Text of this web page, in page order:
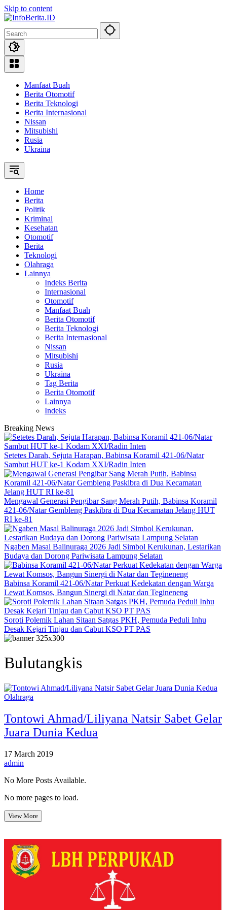
Skip to content
Manfaat Buah
Berita Otomotif
Berita Teknologi
Berita Internasional
Nissan
Mitsubishi
Rusia
Ukraina
Home
Berita
Politik
Kriminal
Kesehatan
Otomotif
Berita
Teknologi
Olahraga
Lainnya
Indeks Berita
Internasional
Otomotif
Manfaat Buah
Berita Otomotif
Berita Teknologi
Berita Internasional
Nissan
Mitsubishi
Rusia
Ukraina
Tag Berita
Berita Otomotif
Lainnya
Indeks
Breaking News
Setetes Darah, Sejuta Harapan, Babinsa Koramil 421-06/Natar
Sambut HUT ke-1 Kodam XXI/Radin Inten
Mengawal Generasi Pengibar Sang Merah Putih, Babinsa Koramil
421-06/Natar Gembleng Paskibra di Dua Kecamatan Jelang HUT
RI ke-81
Ngaben Masal Balinuraga 2026 Jadi Simbol Kerukunan, Lestarikan
Budaya dan Dorong Pariwisata Lampung Selatan
Babinsa Koramil 421-06/Natar Perkuat Kedekatan dengan Warga
Lewat Komsos, Bangun Sinergi di Natar dan Tegineneng
Soroti Polemik Lahan Sitaan Satgas PKH, Pemuda Peduli Inhu
Desak Kejari Tinjau dan Cabut KSO PT PAS
Bulutangkis
Olahraga
Tontowi Ahmad/Liliyana Natsir Sabet Gelar
Juara Dunia Kedua
17 March 2019
admin
No More Posts Available.
No more pages to load.
View More